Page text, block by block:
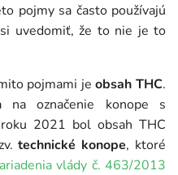
pojmy sa často používajú
uvedomiť, že to nie je to
pojmami jeobsah THC.
na označenie konope s
2021 bol obsah THC
technické konope, ktoré
vlády č. 463/2013